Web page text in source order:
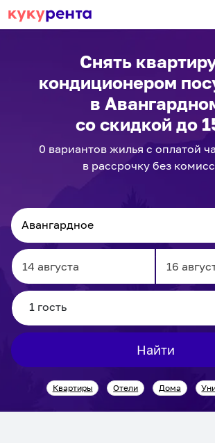
Снять
кондиционером
в
со скидкой до
0 вариантовжилья с оплатой
в рассрочку без
Navigate
forward
to
interact
with
calendar
and
Navigate
to
interact
with
calendar
and
Найти
Квартиры Отели Дома